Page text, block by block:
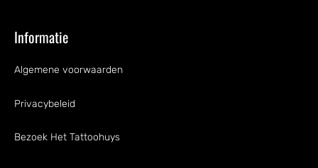
Informatie
Algemene voorwaarden
Privacybeleid
Bezoek Het Tattoohuys